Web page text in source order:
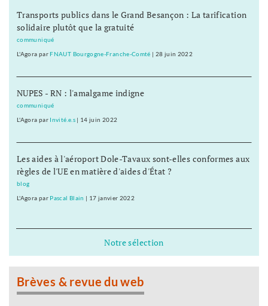
Transports publics dans le Grand Besançon : La tarification
solidaire plutôt que la gratuité
communiqué
L'Agora parFNAUT Bourgogne-Franche-Comté | 28 juin 2022
NUPES - RN : l'amalgame indigne
communiqué
L'Agora par Invité.e.s| 14 juin 2022
Les aides à l'aéroport Dole-Tavaux sont-elles conformes aux
règles de l'UE en matière d'aides d'État ?
blog
L'Agora par Pascal Blain | 17 janvier 2022
Notre sélection
Brèves & revue du web